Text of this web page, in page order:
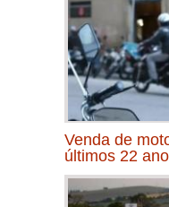
Venda de
últimos 22